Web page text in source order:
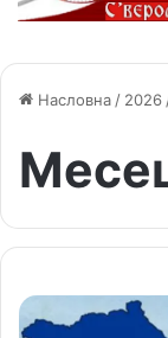
Насловна / 2026